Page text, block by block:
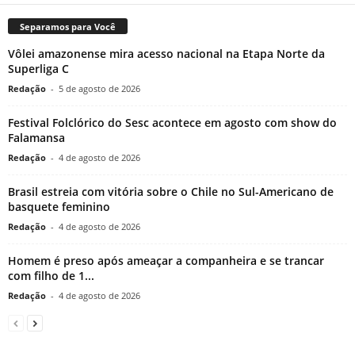
Separamos para Você
Vôlei amazonense mira acesso nacional na Etapa Norte da
Superliga C
Redação - 5 de agosto de 2026
Festival Folclórico do Sesc acontece em agosto com show do
Falamansa
Redação - 4 de agosto de 2026
Brasil estreia com vitória sobre o Chile no Sul-Americano de
basquete feminino
Redação - 4 de agosto de 2026
Homem é preso após ameaçar a companheira e se trancar
com filho de 1...
Redação - 4 de agosto de 2026